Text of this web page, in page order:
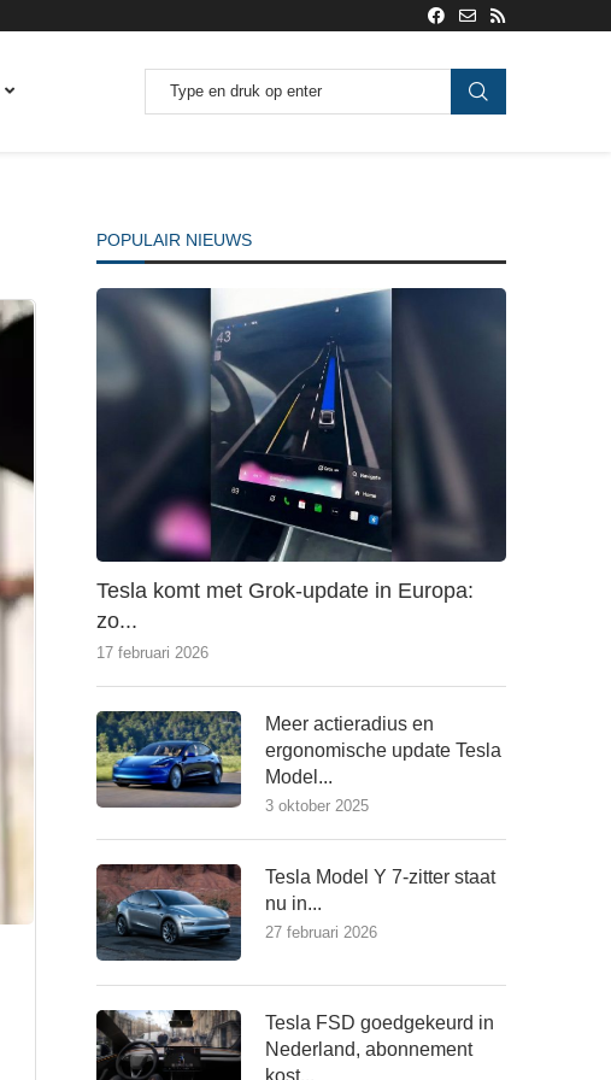
POPULAIR NIEUWS
Tesla komt met Grok-update in Europa:
zo...
17 februari 2026
Meer actieradius en
ergonomische update Tesla
Model...
3 oktober 2025
Tesla Model Y 7-zitter staat
nu in...
27 februari 2026
Tesla FSD goedgekeurd in
Nederland, abonnement
kost...